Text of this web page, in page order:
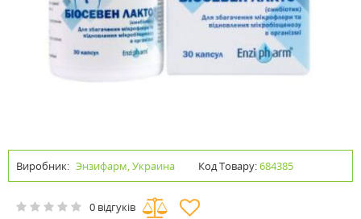
Виробник: Энзифарм, Украина Код Товару:684385
0 відгуків